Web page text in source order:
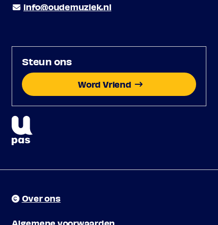
info@oudemuziek.nl
Steun ons
Word Vriend
Over ons
Algemene voorwaarden